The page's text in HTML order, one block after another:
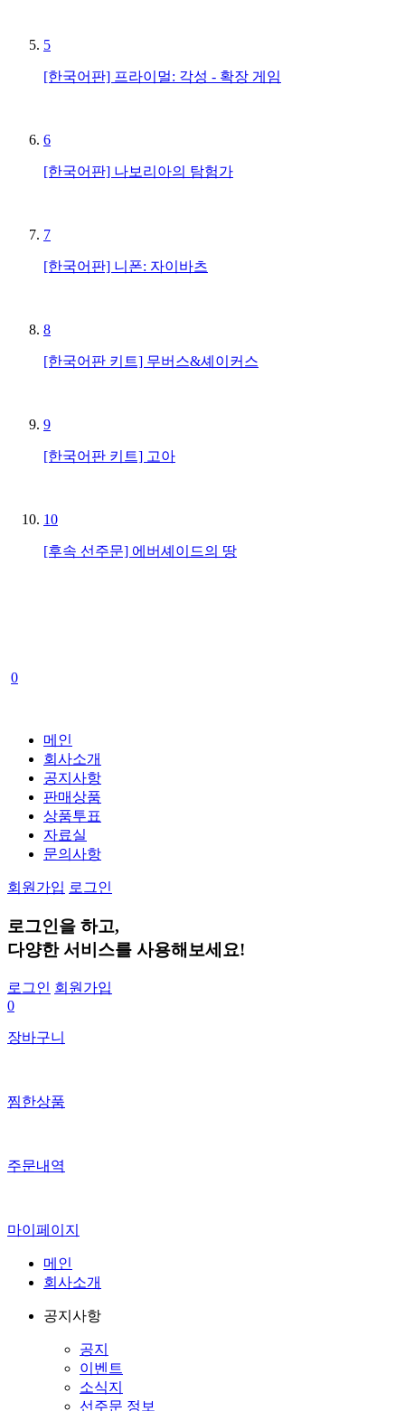
5
[한국어판] 프라이멀: 각성 - 확장 게임
6
[한국어판] 나보리아의 탐험가
7
[한국어판] 니폰: 자이바츠
8
[한국어판 키트] 무버스&셰이커스
9
[한국어판 키트] 고아
10
[후속 선주문] 에버셰이드의 땅
0
메인
회사소개
공지사항
판매상품
상품투표
자료실
문의사항
회원가입 로그인
로그인을 하고,
다양한 서비스를 사용해보세요!
로그인 회원가입
0
장바구니
찜한상품
주문내역
마이페이지
메인
회사소개
공지사항
공지
이벤트
소식지
선주문 정보